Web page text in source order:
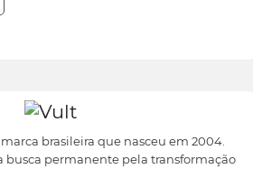
brasileira que nasceu em 2004.
busca permanente pela transformação